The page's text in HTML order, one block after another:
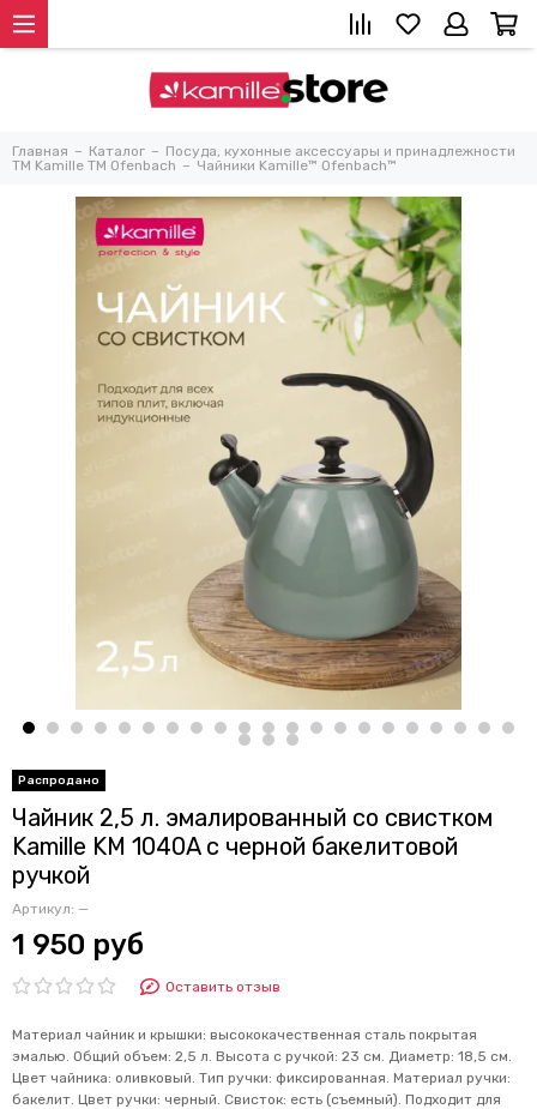
Главная Каталог
Посуда, кухонные аксессуары и принадлежности
TM Kamille TM Ofenbach
Чайники Kamille™ Ofenbach™
Чайник 2,5 л. эмалированный со свистком
Kamille KM 1040A с черной бакелитовой
ручкой
Артикул: —
1 950 руб
Оставить отзыв
Материал чайник и крышки: высококачественная сталь покрытая
эмалью. Общий объем: 2,5 л. Высота с ручкой: 23 см. Диаметр: 18,5 см.
Цвет чайника: оливковый. Тип ручки: фиксированная. Материал ручки:
бакелит. Цвет ручки: черный. Свисток: есть (съемный). Подходит для